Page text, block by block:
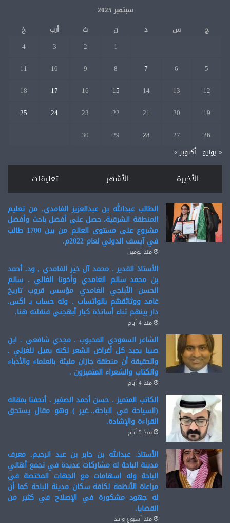
سبتمبر 2025
ج
س د ن ث أرب
خ
1
2
3
4
5
6
7
8
9
10
11
12
13
14
15
16
17
18
19
20
21
22
23
24
25
26
27
28
29
30
« يوليو أكتوبر »
الأخيرة الأشهر تعليقات
الطالب عبدالله بن عبدالعزيز الغامدي. من تعليم
المنطقة الشرقية، حصل على أفضل باحث وأفضل
مشروع على مستوى العالم من بين 1700 طالب
في آيسف الدولي لعام 2022م.
منذ يومين
الأستاذ القدير . محمد آل خير الغامدي , ود. أحمد
بن محمد سالم الغامدي وأخونا الغالي . سالم
الحسن الأبلجي الغامدي مؤسس قروب تاريخ
غامد ووثائقهم بالواتساب . وله حساب بـ اكس.
دار بينهم ثناء أساتذة كبار أبهجني فنقلته هنا.
منذ 4 أيام
الشاعر السعودي المحبوب . مجدي شافعي . ابن
صبيا يجيد كل أغراض الشعر لكنه يميل للغزلي .
والحقيقة أن منطقة جازان مليئة بالعلماء والأدباء
والكتاب والشعراء المتميزون .
منذ 4 أيام
الكاتب المتميز . حسن أحمد الصغير . أتحفنا بمقاله
(السياحة في الباحة…غير ) وهو مقال يستحق
القراءة والإشادة.
منذ 5 أيام
الأستاذ. عبدالله بن جابر بن عبد الرحيم. معرف
مدينة الباحة له مشاركات عديدة في تجمع أهالي
الباحة وله اسهامات مع الجهات المختصة في
مراعاة الأنظمة لكافة سكان مدينة الباحة كما أن
له جهود مشكورة في الإصلاح في كثير من
القضايا.
منذ أسبوع واحد